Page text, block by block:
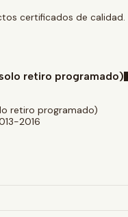
certificados de calidad.
retiro programado)
retiro programado)
2016